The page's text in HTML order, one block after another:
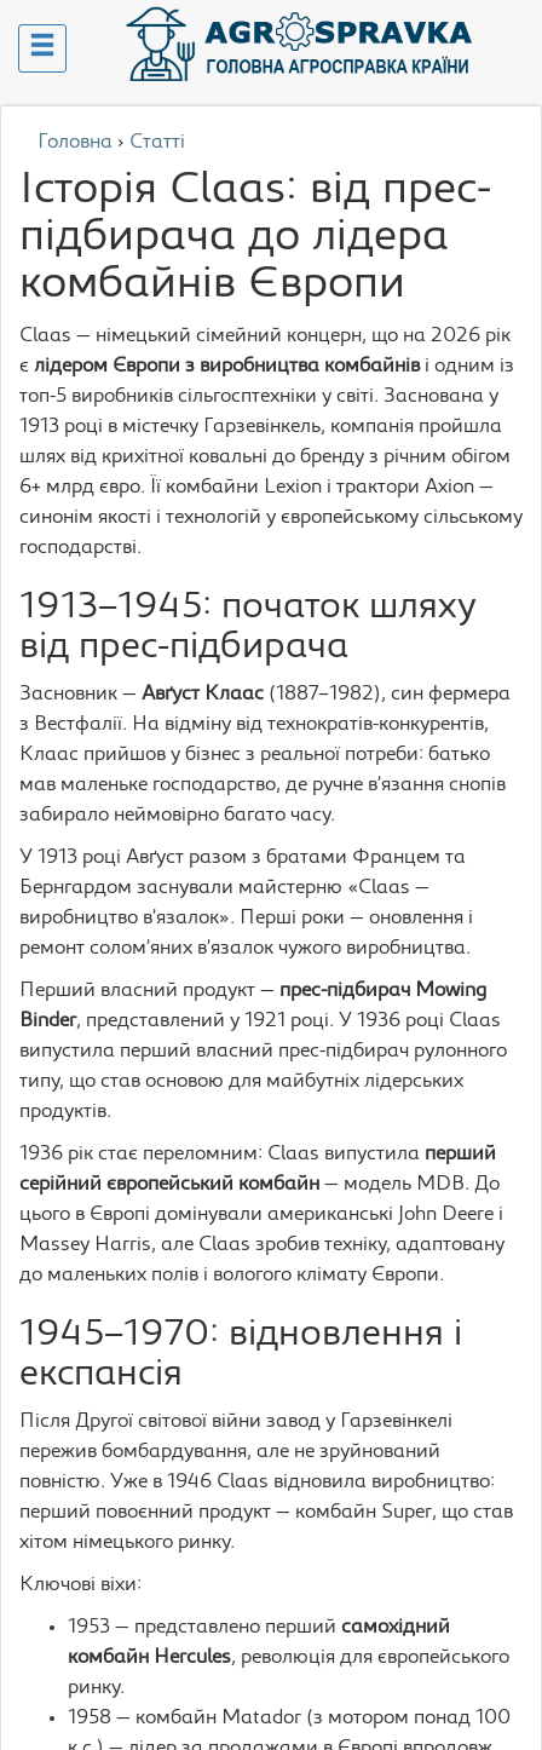
Головна › Статті
Історія Claas: від прес-
підбирача до лідера
комбайнів Європи
Claas — німецький сімейний концерн, що на 2026 рік
є лідером Європи з виробництва комбайніві одним із
топ-5 виробників сільгосптехніки у світі. Заснована у
1913 році в містечку Гарзевінкель, компанія пройшла
шлях від крихітної ковальні до бренду з річним обігом
6+ млрд євро. Її комбайни Lexion і трактори Axion —
синонім якості і технологій у європейському сільському
господарстві.
1913–1945: початок шляху
від прес-підбирача
Засновник — Авґуст Клаас (1887–1982), син фермера
з Вестфалії. На відміну від технократів-конкурентів,
Клаас прийшов у бізнес з реальної потреби: батько
мав маленьке господарство, де ручне в’язання снопів
забирало неймовірно багато часу.
У 1913 році Авґуст разом з братами Францем та
Бернгардом заснували майстерню «Claas —
виробництво в’язалок». Перші роки — оновлення і
ремонт солом’яних в’язалок чужого виробництва.
Перший власний продукт — прес-підбирач Mowing
Binder, представлений у 1921 році. У 1936 році Claas
випустила перший власний прес-підбирач рулонного
типу, що став основою для майбутніх лідерських
продуктів.
1936 рік стає переломним: Claas випустила перший
серійний європейський комбайн — модель MDB. До
цього в Європі домінували американські John Deere і
Massey Harris, але Claas зробив техніку, адаптовану
до маленьких полів і вологого клімату Європи.
1945–1970: відновлення і
експансія
Після Другої світової війни завод у Гарзевінкелі
пережив бомбардування, але не зруйнований
повністю. Уже в 1946 Claas відновила виробництво:
перший повоєнний продукт — комбайн Super, що став
хітом німецького ринку.
Ключові віхи:
1953 — представлено перший самохідний
комбайн Hercules, революція для європейського
ринку.
1958 — комбайн Matador (з мотором понад 100